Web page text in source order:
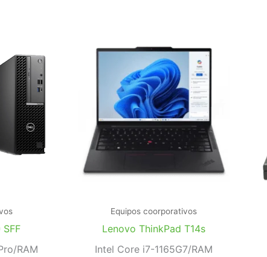
RAM
Equipos coorporativos
Lenovo ThinkPad T14s
Intel Core i7-1165G7/RAM